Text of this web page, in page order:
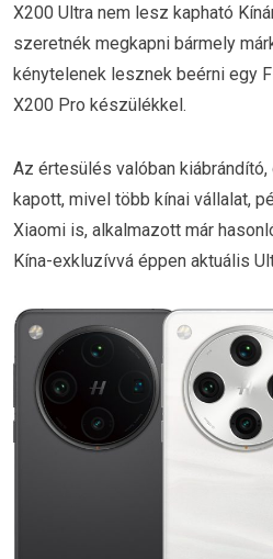
X200 Ultra nem lesz kapható
szeretnék megkapni bármely
kénytelenek lesznek beérni egy
X200 Pro készülékkel.
Az értesülés valóban
kapott, mivel több kínai vállalat,
Xiaomi is, alkalmazott már
Kína-exkluzívvá éppen aktuális